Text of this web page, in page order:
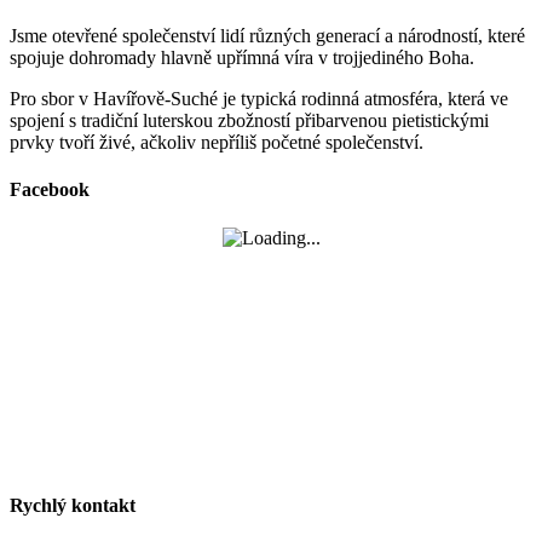
Jsme otevřené společenství lidí různých generací a národností, které
spojuje dohromady hlavně upřímná víra v trojjediného Boha.
Pro sbor v Havířově-Suché je typická rodinná atmosféra, která ve
spojení s tradiční luterskou zbožností přibarvenou pietistickými
prvky tvoří živé, ačkoliv nepříliš početné společenství.
Facebook
Rychlý kontakt